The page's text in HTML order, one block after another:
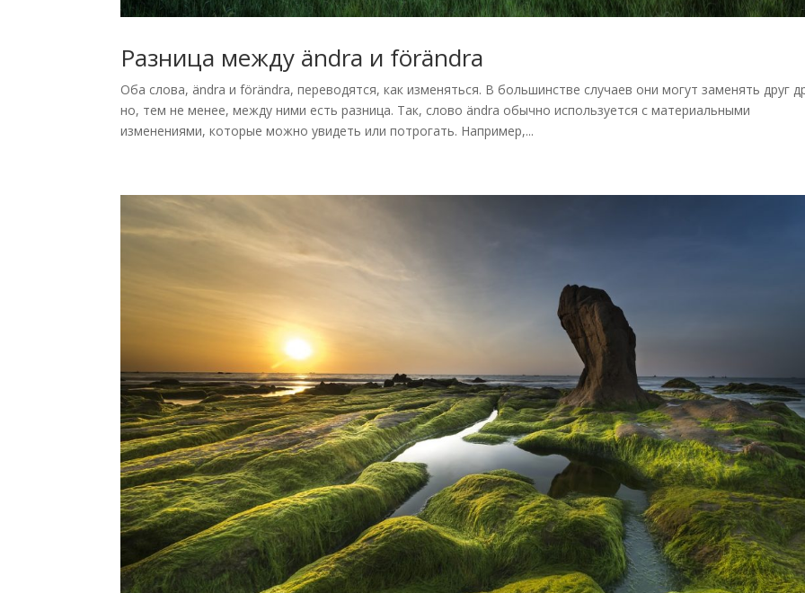
Разница между ändra и förändra
Оба слова, ändra и förändra, переводятся, как изменяться. В большинстве случаев они могут заменять друг
но, тем не менее, между ними есть разница. Так, слово ändra обычно используется с материальными
изменениями, которые можно увидеть или потрогать. Например,...